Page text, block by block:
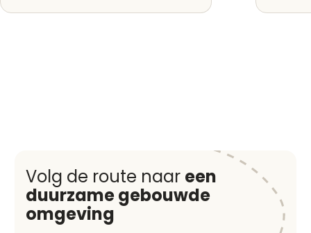
Volg de route naar een
duurzame gebouwde
omgeving